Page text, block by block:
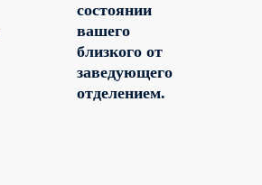
состоянии
вашего
близкого от
заведующего
отделением.